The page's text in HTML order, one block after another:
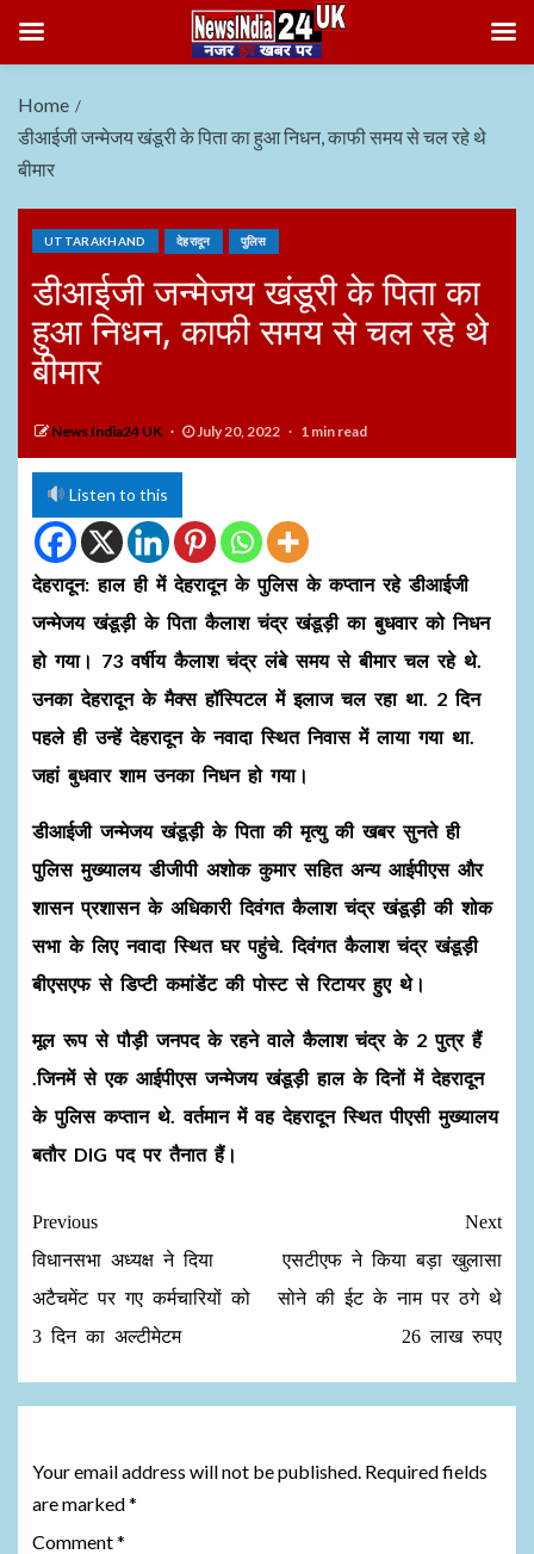
Home
डीआईजी जन्मेजय खंडूरी के पिता का हुआ निधन, काफी समय से चल रहे थे
बीमार
UTTARAKHAND देहरादून पुलिस
डीआईजी जन्मेजय खंडूरी के पिता का
हुआ निधन, काफी समय से चल रहे थे
बीमार
News India24 UK July 20, 2022 1 min read
Listen to this
देहरादून: हाल ही में देहरादून के पुलिस के कप्तान रहे डीआईजी
जन्मेजय खंडूड़ी के पिता कैलाश चंद्र खंडूड़ी का बुधवार को निधन
हो गया। 73 वर्षीय कैलाश चंद्र लंबे समय से बीमार चल रहे थे.
उनका देहरादून के मैक्स हॉस्पिटल में इलाज चल रहा था. 2 दिन
पहले ही उन्हें देहरादून के नवादा स्थित निवास में लाया गया था.
जहां बुधवार शाम उनका निधन हो गया।
डीआईजी जन्मेजय खंडूड़ी के पिता की मृत्यु की खबर सुनते ही
पुलिस मुख्यालय डीजीपी अशोक कुमार सहित अन्य आईपीएस और
शासन प्रशासन के अधिकारी दिवंगत कैलाश चंद्र खंडूड़ी की शोक
सभा के लिए नवादा स्थित घर पहुंचे. दिवंगत कैलाश चंद्र खंडूड़ी
बीएसएफ से डिप्टी कमांडेंट की पोस्ट से रिटायर हुए थे।
मूल रूप से पौड़ी जनपद के रहने वाले कैलाश चंद्र के 2 पुत्र हैं
.जिनमें से एक आईपीएस जन्मेजय खंडूड़ी हाल के दिनों में देहरादून
के पुलिस कप्तान थे. वर्तमान में वह देहरादून स्थित पीएसी मुख्यालय
बतौर DIG पद पर तैनात हैं।
Previous
विधानसभा अध्यक्ष ने दिया
अटैचमेंट पर गए कर्मचारियों को
3 दिन का अल्टीमेटम
Next
एसटीएफ ने किया बड़ा खुलासा
सोने की ईट के नाम पर ठगे थे
26 लाख रुपए
Your email address will not be published. Required fields
are marked*
Comment*